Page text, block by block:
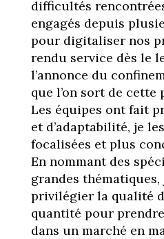
difficultés
engagés depuis
pour digitaliser nos
rendu service dès le
l’annonce du
que l’on sort de
Les équipes ont fait
et d’adaptabilité, je
focalisées et plus
En nommant des
grandes thématiques,
privilégier la qualité
quantité pour
dans un marché en